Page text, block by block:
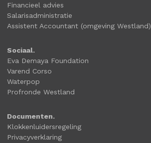
Financieel advies
Salarisadministratie
Assistent Accountant (omgeving Westland)
Sociaal.
Eva Demaya Foundation
Varend Corso
Waterpop
Profronde Westland
Documenten.
Klokkenluidersregeling
Privacyverklaring